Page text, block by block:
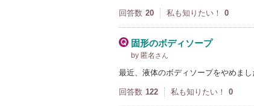
回答数 20 私も知りたい！ 0
固形のボディソープ
by 匿名 さん
最近、液体のボディソープをやめま
回答数 122 私も知りたい！ 0